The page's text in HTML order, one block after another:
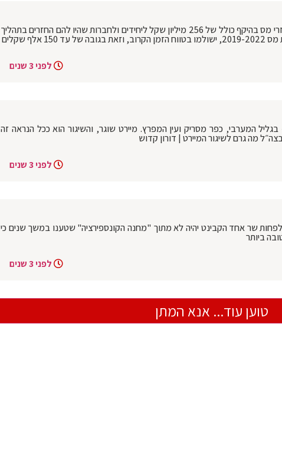
רשות המסים מקדימה תשלומים: החזרי מס בהיקף כולל של 256 מיליון שקל ליחידים ולחברות שהיו להם החזרים בתהליך
שקלים
לפני 3 שנים
המערבי, כפר מסריק ועין המפרץ. מיירט שוגר, והשיגור הוא ככל הנראה זה
מה גרם לשיגור המיירט | דורון קדוש
לפני 3 שנים
שר אחד הקבינט יהיה לא מתוך "מחנה הקונספירציה" שטענו במשך שנים כי
ביותר
לפני 3 שנים
טוען עוד... אנא המתן